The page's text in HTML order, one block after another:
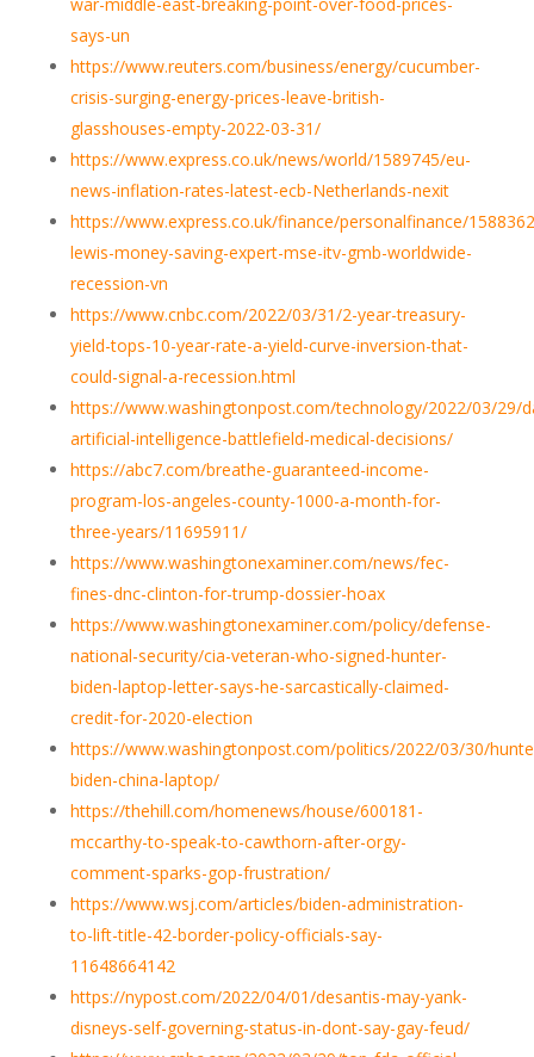
says-un
https://www.reuters.com/business/energy/cucumber-
crisis-surging-energy-prices-leave-british-
glasshouses-empty-2022-03-31/
https://www.express.co.uk/news/world/1589745/eu-
news-inflation-rates-latest-ecb-Netherlands-nexit
https://www.express.co.uk/finance/personalfinance/
lewis-money-saving-expert-mse-itv-gmb-worldwide-
recession-vn
https://www.cnbc.com/2022/03/31/2-year-treasury-
yield-tops-10-year-rate-a-yield-curve-inversion-that-
could-signal-a-recession.html
https://www.washingtonpost.com/technology/2022/03/29/
artificial-intelligence-battlefield-medical-decisions/
https://abc7.com/breathe-guaranteed-income-
program-los-angeles-county-1000-a-month-for-
three-years/11695911/
https://www.washingtonexaminer.com/news/fec-
fines-dnc-clinton-for-trump-dossier-hoax
https://www.washingtonexaminer.com/policy/defense-
national-security/cia-veteran-who-signed-hunter-
biden-laptop-letter-says-he-sarcastically-claimed-
credit-for-2020-election
https://www.washingtonpost.com/politics/2022/03/30/
biden-china-laptop/
https://thehill.com/homenews/house/600181-
mccarthy-to-speak-to-cawthorn-after-orgy-
comment-sparks-gop-frustration/
https://www.wsj.com/articles/biden-administration-
to-lift-title-42-border-policy-officials-say-
11648664142
https://nypost.com/2022/04/01/desantis-may-yank-
disneys-self-governing-status-in-dont-say-gay-feud/